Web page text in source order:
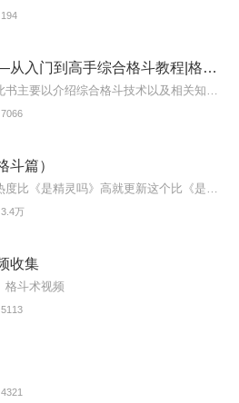
194
冠军之路——从入门到高手综合格斗教程|格斗冠军
7066
斗篇）
3.4万
收集
格斗术视频
5113
4321